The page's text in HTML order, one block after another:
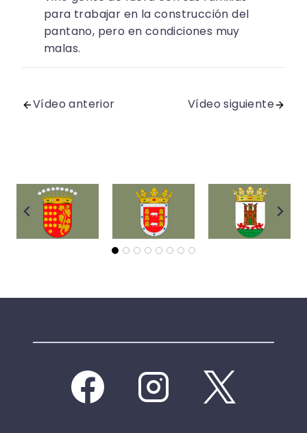
para trabajar en la construcción del
pantano, pero en condiciones muy
malas.
Vídeo anterior Vídeo siguiente